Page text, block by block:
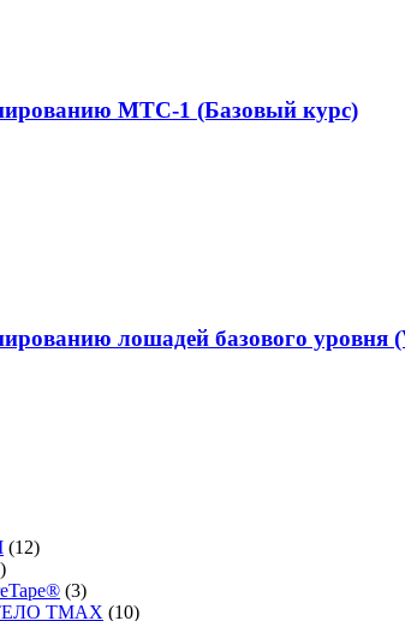
MTC-1 (Базовый курс)
лошадей базового уровня
(12)
(3)
TMAX (10)